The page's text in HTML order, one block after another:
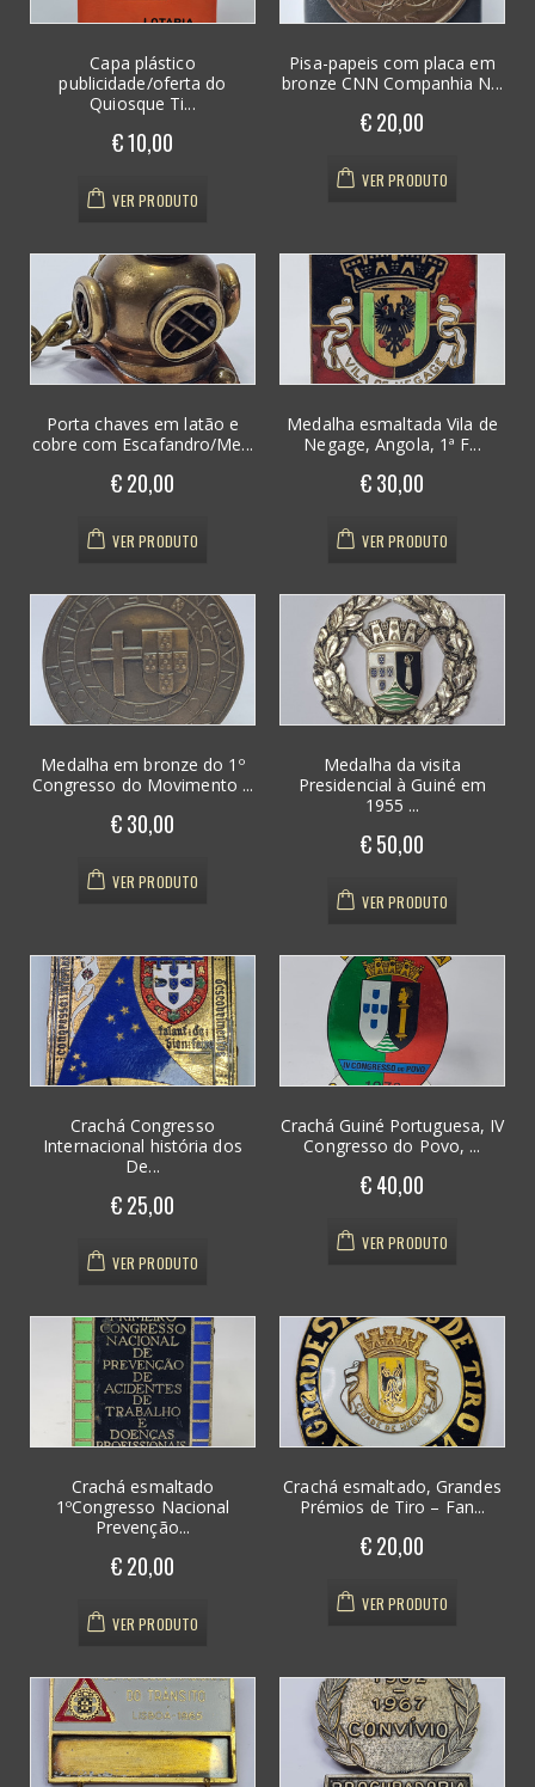
Capa plástico
publicidade/oferta do
Quiosque Ti...
€ 10,00
VER PRODUTO
Pisa-papeis com placa em
bronze CNN Companhia N...
€ 20,00
VER PRODUTO
Porta chaves em latão e
cobre com Escafandro/Me...
€ 20,00
VER PRODUTO
Medalha esmaltada Vila de
Negage, Angola, 1ª F...
€ 30,00
VER PRODUTO
Medalha em bronze do 1º
Congresso do Movimento ...
€ 30,00
VER PRODUTO
Medalha da visita
Presidencial à Guiné em
1955 ...
€ 50,00
VER PRODUTO
Crachá Congresso
Internacional história dos
De...
€ 25,00
VER PRODUTO
Crachá Guiné Portuguesa, IV
Congresso do Povo, ...
€ 40,00
VER PRODUTO
Crachá esmaltado
1ºCongresso Nacional
Prevenção...
€ 20,00
VER PRODUTO
Crachá esmaltado, Grandes
Prémios de Tiro – Fan...
€ 20,00
VER PRODUTO